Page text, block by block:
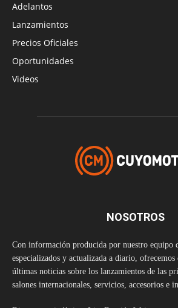
Adelantos
Lanzamientos
Precios Oficiales
Oportunidades
Videos
NOSOTROS
Con información producida por nuestro equipo
especializados y actualizada a diario, ofrecemos
últimas noticias sobre los lanzamientos de las
salones internacionales, servicios, accesorios e